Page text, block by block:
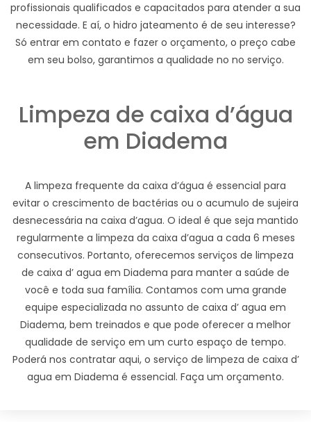
profissionais qualificados e capacitados para atender a sua
necessidade. E aí, o hidro jateamento é de seu interesse?
Só entrar em contato e fazer o orçamento, o preço cabe
em seu bolso, garantimos a qualidade no no serviço.
Limpeza de caixa d’água
em Diadema
A limpeza frequente da caixa d’água é essencial para
evitar o crescimento de bactérias ou o acumulo de sujeira
desnecessária na caixa d’agua. O ideal é que seja mantido
regularmente a limpeza da caixa d’agua a cada 6 meses
consecutivos. Portanto, oferecemos serviços de limpeza
de caixa d’ agua em Diadema para manter a saúde de
você e toda sua família. Contamos com uma grande
equipe especializada no assunto de caixa d’ agua em
Diadema, bem treinados e que pode oferecer a melhor
qualidade de serviço em um curto espaço de tempo.
Poderá nos contratar aqui, o serviço de limpeza de caixa d’
agua em Diadema é essencial. Faça um orçamento.